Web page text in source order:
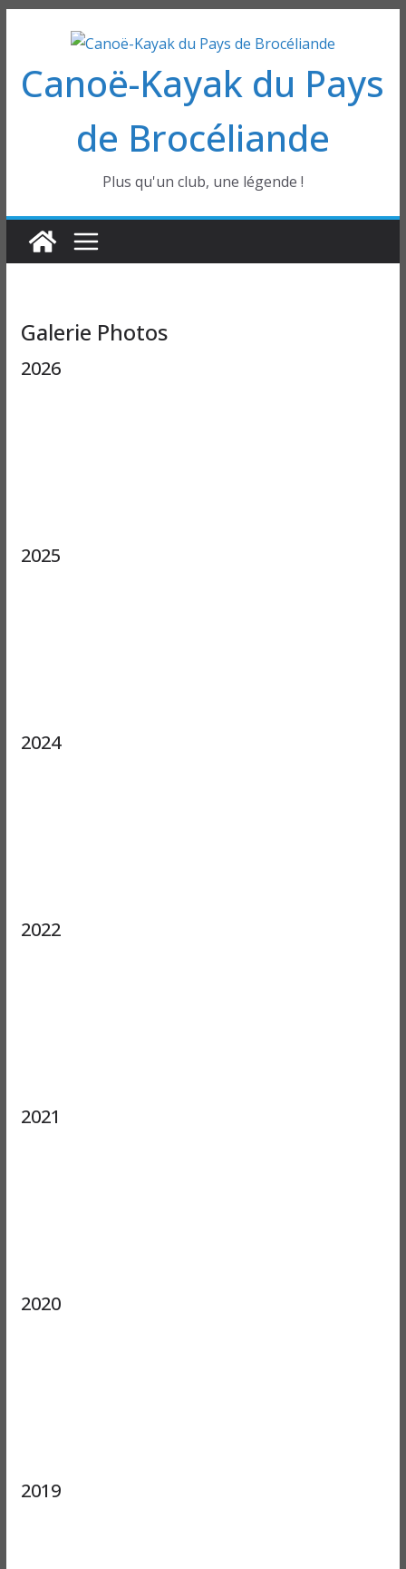
contenu
Canoë-Kayak du Pays
de Brocéliande
Plus qu'un club, une légende !
Galerie Photos
2026
2025
2024
2022
2021
2020
2019